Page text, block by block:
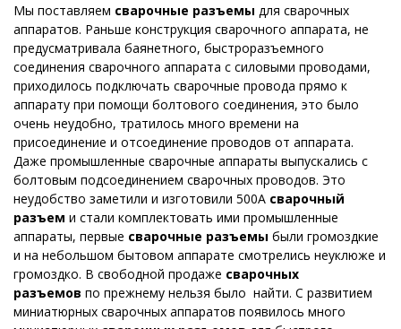
Мы поставляем сварочные разъемы для сварочных
аппаратов. Раньше конструкция сварочного аппарата, не
предусматривала баянетного, быстроразъемного
соединения сварочного аппарата с силовыми проводами,
приходилось подключать сварочные провода прямо к
аппарату при помощи болтового соединения, это было
очень неудобно, тратилось много времени на
присоединение и отсоединение проводов от аппарата.
Даже промышленные сварочные аппараты выпускались с
болтовым подсоединением сварочных проводов. Это
неудобство заметили и изготовили 500А сварочный
разъем и стали комплектовать ими промышленные
аппараты, первые сварочные разъемы были громоздкие
и на небольшом бытовом аппарате смотрелись неуклюже и
громоздко. В свободной продаже сварочных
разъемов по прежнему нельзя было найти. С развитием
миниатюрных сварочных аппаратов появилось много